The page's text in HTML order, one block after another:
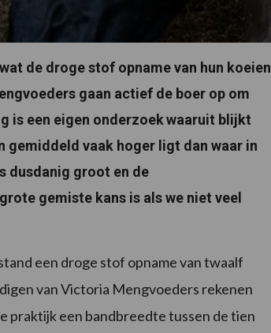
de droge stof opname van hun koeien
gaan actief de boer op om
is een eigen onderzoekwaaruit blijkt
vaak hoger ligt dan waar in
dusdanig groot en de
gemiste kans is als we niet veel
een droge stof opname van twaalf
van Victoria Mengvoeders rekenen
praktijk een bandbreedte tussen de tien